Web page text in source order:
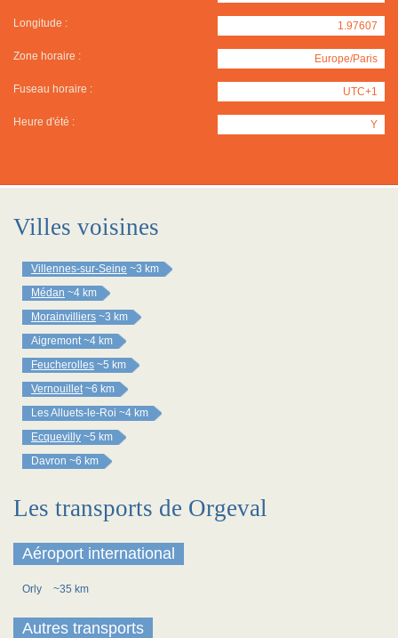
Longitude : 1.97607
Zone horaire : Europe/Paris
Fuseau horaire : UTC+1
Heure d'été : Y
Villes voisines
Villennes-sur-Seine ~3 km
Médan ~4 km
Morainvilliers ~3 km
Aigremont ~4 km
Feucherolles ~5 km
Vernouillet ~6 km
Les Alluets-le-Roi ~4 km
Ecquevilly ~5 km
Davron ~6 km
Les transports de Orgeval
Aéroport international
Orly ~35 km
Autres transports